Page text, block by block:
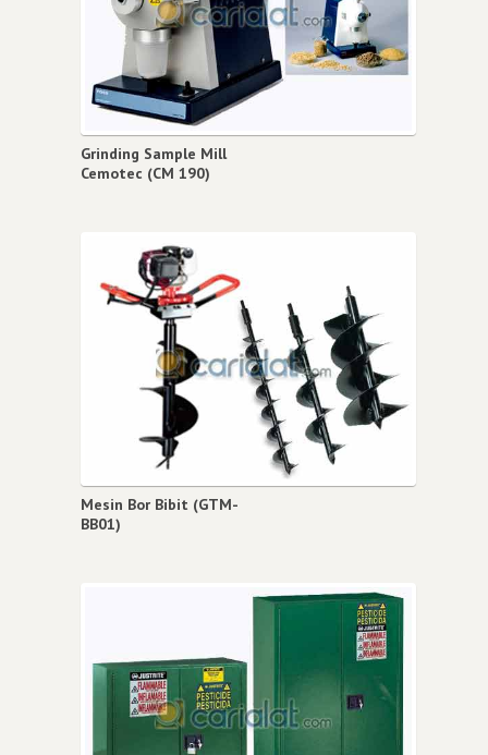
Grinding Sample Mill
Cemotec (CM 190)
Mesin Bor Bibit (GTM-
BB01)